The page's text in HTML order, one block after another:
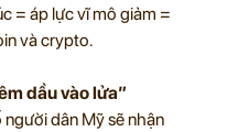
= áp lực vĩ mô giảm =
và crypto.
dầu vào lửa”
dân Mỹ sẽ nhận